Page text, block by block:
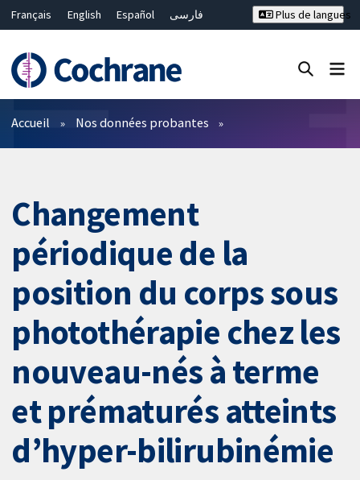
Français English Español
فارسی
Bahasa Malaysia
ไทย
繁體中文
简体中文
Plus de langues
Filtres
Accueil Nos données probantes
Changement
périodique de la
position du corps sous
photothérapie chez les
nouveau-nés à terme
et prématurés atteints
d’hyper-bilirubinémie